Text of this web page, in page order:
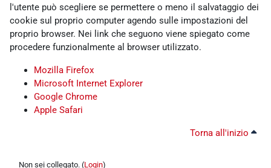
l'utente può scegliere se permettere o meno il salvataggio dei
cookie sul proprio computer agendo sulle impostazioni del
proprio browser. Nei link che seguono viene spiegato come
procedere funzionalmente al browser utilizzato.
Mozilla Firefox
Microsoft Internet Explorer
Google Chrome
Apple Safari
Torna all'inizio
Non sei collegato. (Login)